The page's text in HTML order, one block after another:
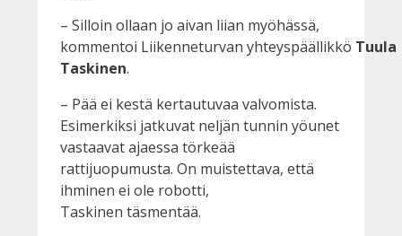
– Silloin ollaan jo aivan liian myöhässä,
kommentoi Liikenneturvan yhteyspäällikkö Tuula
Taskinen.
– Pää ei kestä kertautuvaa valvomista.
Esimerkiksi jatkuvat neljän tunnin yöunet
vastaavat ajaessa törkeää
rattijuopumusta. On muistettava, että
ihminen ei ole robotti,
Taskinen täsmentää.